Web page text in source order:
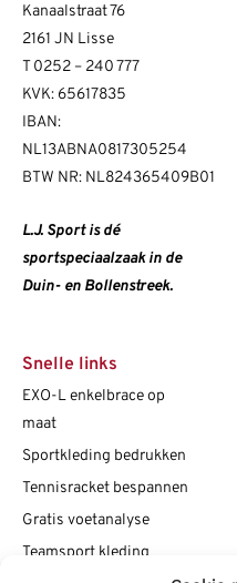
Kanaalstraat 76
2161 JN Lisse
T0252 – 240 777
KVK: 65617835
IBAN:
NL13ABNA0817305254
BTW NR: NL824365409B01
L.J. Sport is dé
sportspeciaalzaak in de
Duin- en Bollenstreek.
Snelle links
EXO-L enkelbrace op
maat
Sportkleding bedrukken
Tennisracket bespannen
Gratis voetanalyse
Teamsport kleding